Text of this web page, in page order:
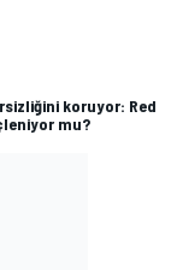
koruyor: Red
mu?